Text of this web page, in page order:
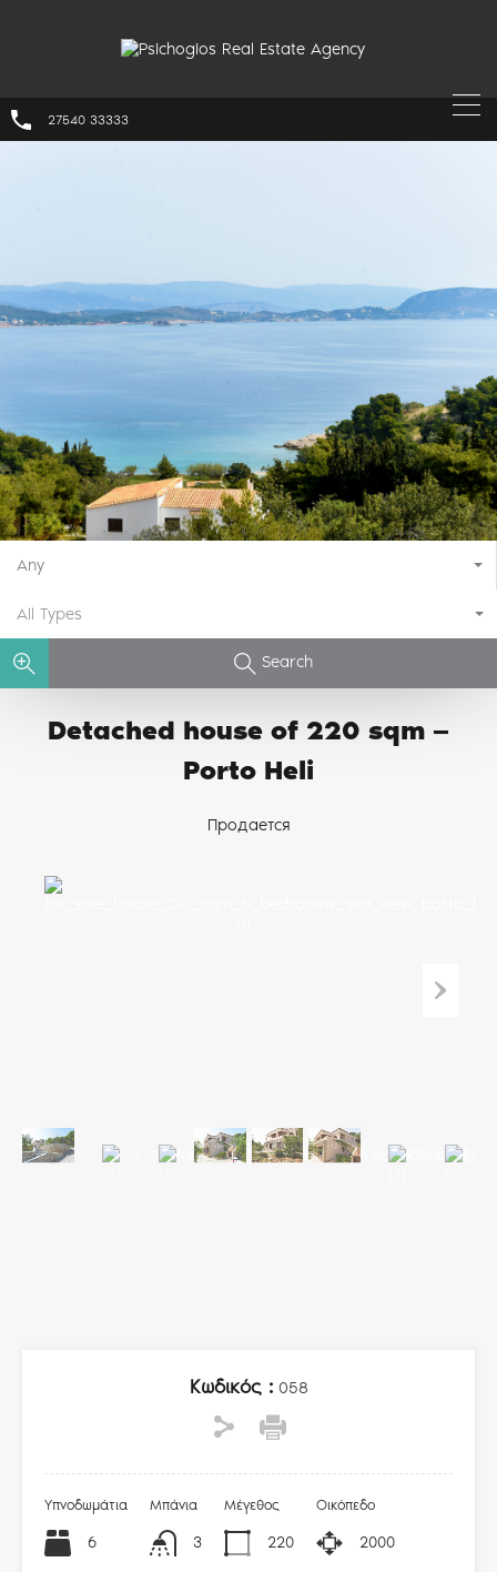
27540 33333
Any
All Types
Search
Detached house of 220 sqm —
Porto Heli
Продается
Κωδικός :058
Υπνοδωμάτια
6
Μπάνια
3
Μέγεθος
220
Οικόπεδο
2000